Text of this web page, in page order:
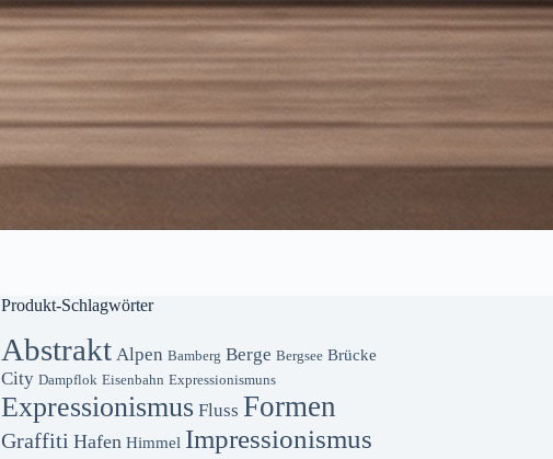
Produkt-Schlagwörter
Abstrakt Alpen Bamberg Berge Bergsee Brücke
City Dampflok Eisenbahn Expressionismuns
Expressionismus Fluss Formen
Graffiti Hafen Himmel Impressionismus